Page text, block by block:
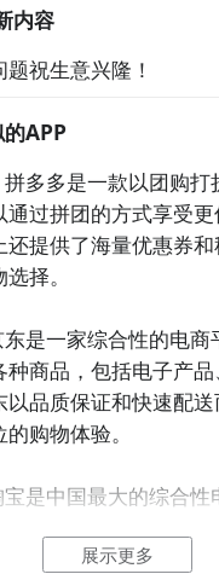
内容
祝生意兴隆！
APP
多多是一款以团购打
通过拼团的方式享受
提供了海量优惠券
择。
是一家综合性的电商
商品，包括电子产
以品质保证和快速配
购物体验。
是中国最大的综合性
商品选择，用户可以通
展示更多